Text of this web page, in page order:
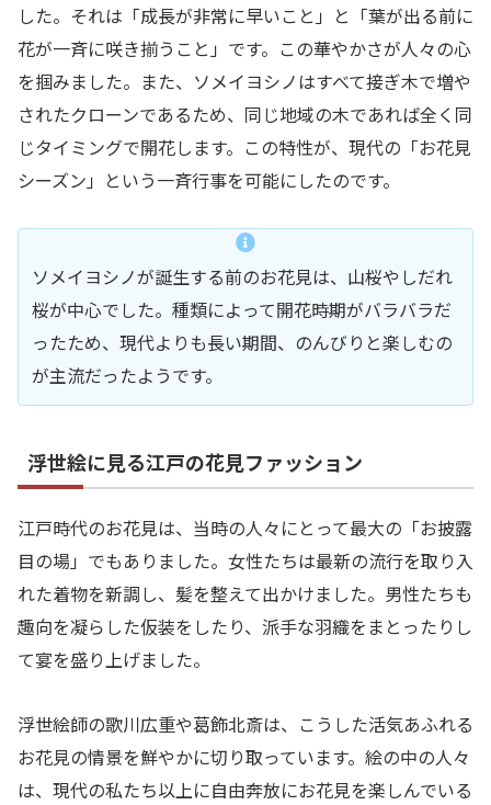
した。それは「成長が非常に早いこと」と「葉が出る前に
花が一斉に咲き揃うこと」です。この華やかさが人々の心
を掴みました。また、ソメイヨシノはすべて接ぎ木で増や
されたクローンであるため、同じ地域の木であれば全く同
じタイミングで開花します。この特性が、現代の「お花見
シーズン」という一斉行事を可能にしたのです。
ソメイヨシノが誕生する前のお花見は、山桜やしだれ
桜が中心でした。種類によって開花時期がバラバラだ
ったため、現代よりも長い期間、のんびりと楽しむの
が主流だったようです。
浮世絵に見る江戸の花見ファッション
江戸時代のお花見は、当時の人々にとって最大の「お披露
目の場」でもありました。女性たちは最新の流行を取り入
れた着物を新調し、髪を整えて出かけました。男性たちも
趣向を凝らした仮装をしたり、派手な羽織をまとったりし
て宴を盛り上げました。
浮世絵師の歌川広重や葛飾北斎は、こうした活気あふれる
お花見の情景を鮮やかに切り取っています。絵の中の人々
は、現代の私たち以上に自由奔放にお花見を楽しんでいる